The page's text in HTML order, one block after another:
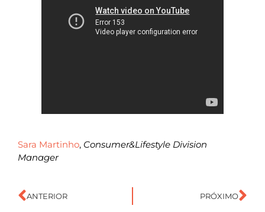
Sara Martinho, Consumer&Lifestyle Division
Manager
ANTERIOR PRÓXIMO